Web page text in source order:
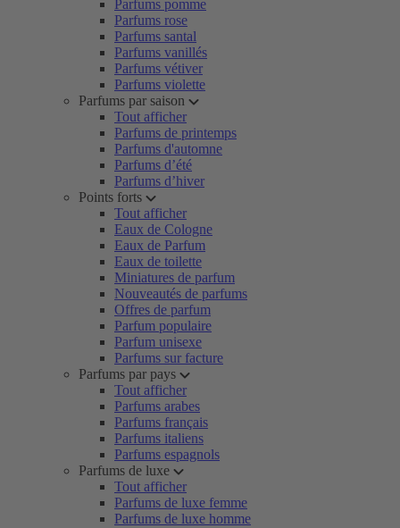
Parfums pomme
Parfums rose
Parfums santal
Parfums vanillés
Parfums vétiver
Parfums violette
Parfums par saison
Tout afficher
Parfums de printemps
Parfums d'automne
Parfums d’été
Parfums d’hiver
Points forts
Tout afficher
Eaux de Cologne
Eaux de Parfum
Eaux de toilette
Miniatures de parfum
Nouveautés de parfums
Offres de parfum
Parfum populaire
Parfum unisexe
Parfums sur facture
Parfums par pays
Tout afficher
Parfums arabes
Parfums français
Parfums italiens
Parfums espagnols
Parfums de luxe
Tout afficher
Parfums de luxe femme
Parfums de luxe homme